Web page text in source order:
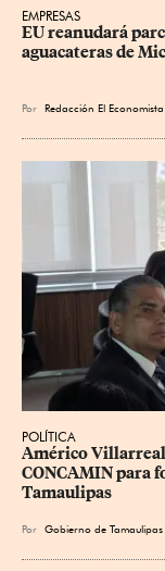
EMPRESAS
EU reanudará
aguacateras de
Por Redacción El Economista
POLÍTICA
Américo Villarreal
CONCAMIN para
Tamaulipas
Por Gobierno de Tamaulipas